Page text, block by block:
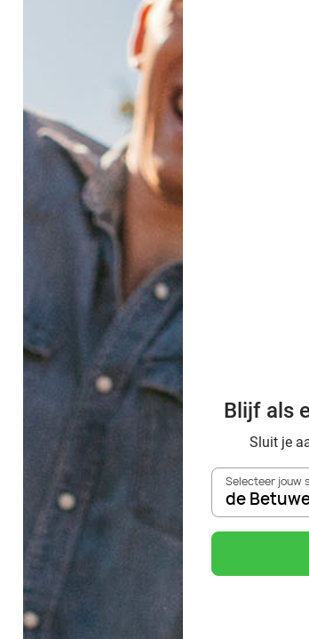
Blijf als
Sluit je
Selecteer jouw
de
Uitjes in Duitsland
vrienden of familie? Ontdek de leukste
dat op kan lopen tot maar liefst 70%.
Ook in België en Duitsland kun je op avontuur
leuks te beleven? Hier ontdek je de tofste
19%
Rhenen
22 min.
Entree Bounce